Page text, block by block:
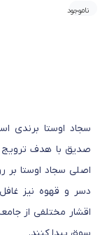
ناموجود
سجاد اوستا برندی
صدیق با هدف ترویج
اصلی سجاد اوستا بر
دسر و قهوه نیز
اقشار مختلفی از